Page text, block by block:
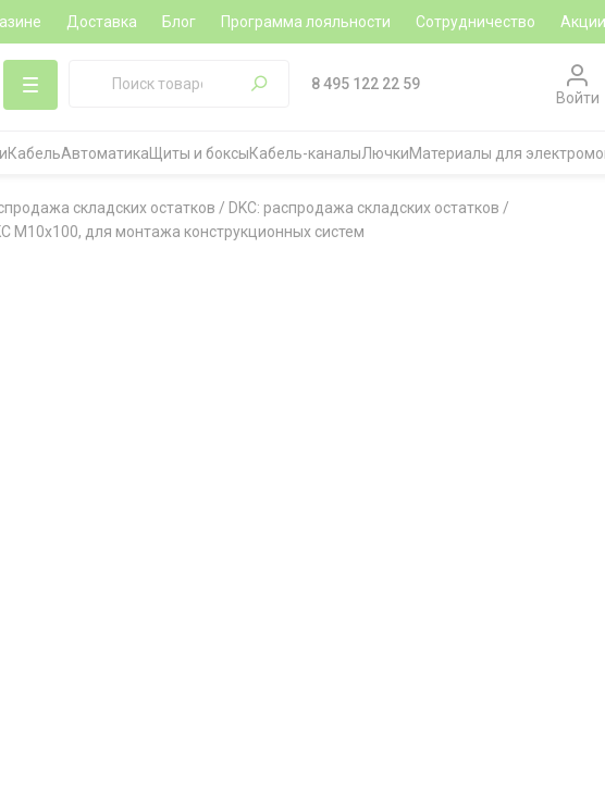
Доставка Блог Программа лояльности Сотрудничество Акции
8 495 122 22 59
Войти
КабельАвтоматика Щиты и боксыКабель-каналыЛючкиМатериалы для
складских остатков / DKC: распродажа складских остатков /
М10x100, для монтажа конструкционных систем